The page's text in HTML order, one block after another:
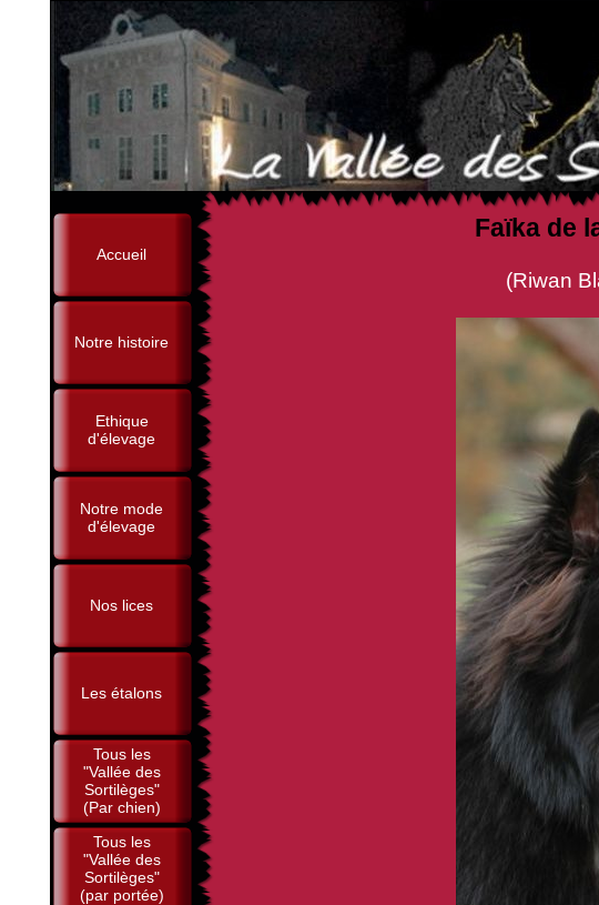
Accueil
Notre histoire
Ethique
d'élevage
Notre mode
d'élevage
Nos lices
Les étalons
Tous les
"Vallée des
Sortilèges"
(Par chien)
Tous les
"Vallée des
Sortilèges"
(par portée)
Faïka de
(Riwan Black du